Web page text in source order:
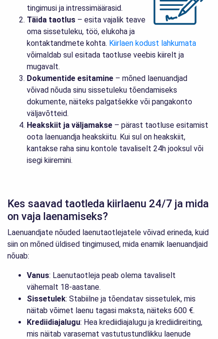
tingimusi ja intressimäärasid.
Täida taotlus – esita vajalik teave
oma sissetuleku, töö, elukoha ja
kontaktandmete kohta. Kiirlaen kodust lahkumata
võimaldab sul esitada taotluse veebis kiirelt ja
mugavalt.
Dokumentide esitamine – mõned laenuandjad
võivad nõuda sinu sissetuleku tõendamiseks
dokumente, näiteks palgatšekke või pangakonto
väljavõtteid.
Heakskiit ja väljamakse – pärast taotluse esitamist
oota laenuandja heakskiitu. Kui sul on heakskiit,
kantakse raha sinu kontole tavaliselt 24h jooksul või
isegi kiiremini.
Kes saavad taotleda kiirlaenu 24/7 ja mida
on vaja laenamiseks?
Laenuandjate nõuded laenutaotlejatele võivad erineda, kuid
siin on mõned üldised tingimused, mida enamik laenuandjaid
nõuab:
Vanus: Laenutaotleja peab olema tavaliselt
vähemalt 18-aastane.
Sissetulek: Stabiilne ja tõendatav sissetulek, mis
näitab võimet laenu tagasi maksta, näiteks 600 €.
Krediidiajalugu: Hea krediidiajalugu ja krediidireiting,
mis näitab varasemat vastutustundlikku laenude